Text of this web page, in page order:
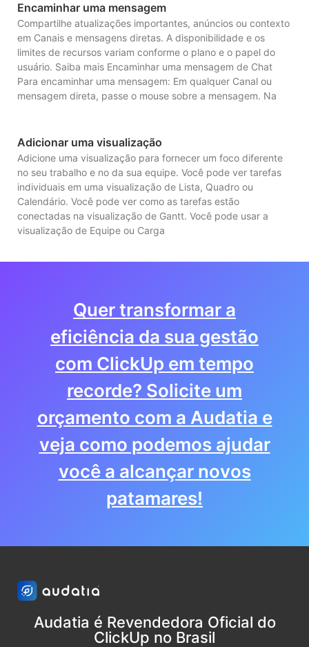
Encaminhar uma mensagem
Compartilhe atualizações importantes, anúncios ou contexto
em Canais e mensagens diretas. A disponibilidade e os
limites de recursos variam conforme o plano e o papel do
usuário. Saiba mais Encaminhar uma mensagem de Chat
Para encaminhar uma mensagem: Em qualquer Canal ou
mensagem direta, passe o mouse sobre a mensagem. Na
Adicionar uma visualização
Adicione uma visualização para fornecer um foco diferente
no seu trabalho e no da sua equipe. Você pode ver tarefas
individuais em uma visualização de Lista, Quadro ou
Calendário. Você pode ver como as tarefas estão
conectadas na visualização de Gantt. Você pode usar a
visualização de Equipe ou Carga
Quer transformar a
eficiência da sua gestão
com ClickUp em tempo
recorde? Solicite um
orçamento com a Audatia e
veja como podemos ajudar
você a alcançar novos
patamares!
Audatia é Revendedora Oficial do
ClickUp no Brasil